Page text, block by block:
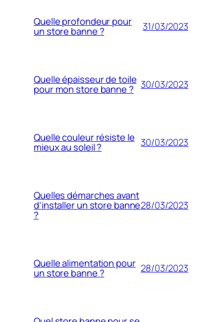
Quelle profondeur pour
un store banne ? 31/03/2023
Quelle épaisseur de toile
pour mon store banne ? 30/03/2023
Quelle couleur résiste le
mieux au soleil ? 30/03/2023
Quelles démarches avant
d’installer un store banne
?
28/03/2023
Quelle alimentation pour
un store banne ? 28/03/2023